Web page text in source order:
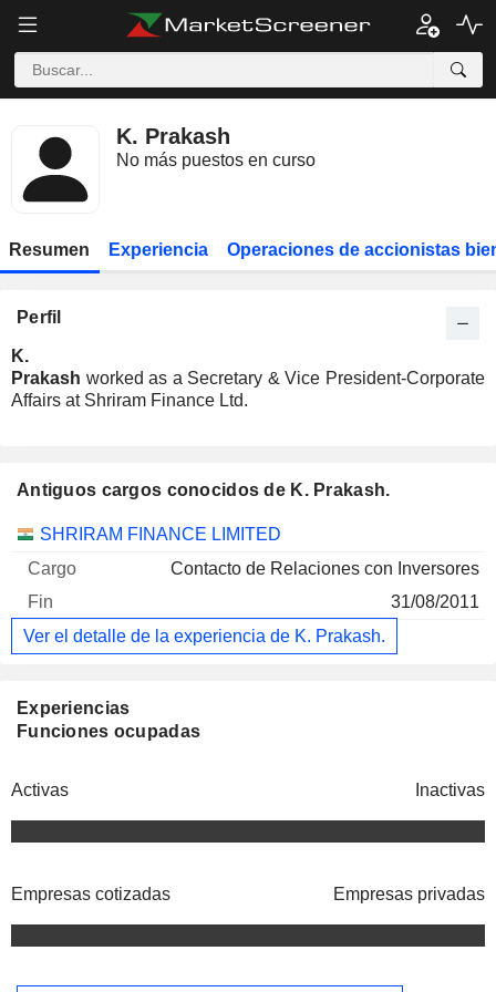
K. Prakash
No más puestos en curso
Resumen Experiencia Operaciones de accionistas
Perfil
K.
Prakash worked as a Secretary & Vice President-Corporate
Affairs at Shriram Finance Ltd.
Antiguos cargos conocidos de K. Prakash.
Empresas Cargo Fin
SHRIRAM FINANCE LIMITED
Contacto de Relaciones con Inversores
31/08/2011
Ver el detalle de la experiencia de K. Prakash.
Experiencias
Funciones ocupadas
Activas Inactivas
Empresas cotizadas Empresas privadas